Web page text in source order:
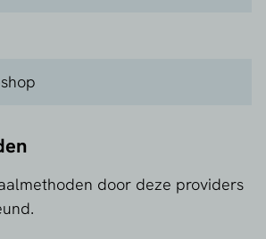
door deze providers